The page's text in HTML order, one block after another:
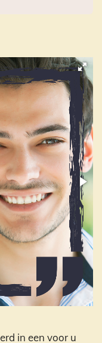
in een voor u